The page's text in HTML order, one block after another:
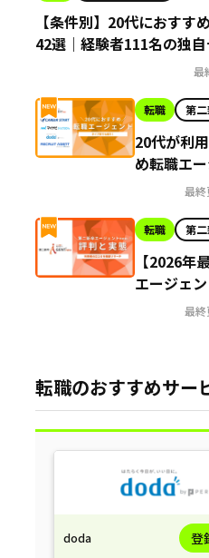
【条件別】20代におすす
42選｜経験者111名の独
最
転職 第
20代が利
め転職エ
【2026年
最
転職 第
【2026年
エージェ
はやばい
最
転職のおすすめサー
doda 登